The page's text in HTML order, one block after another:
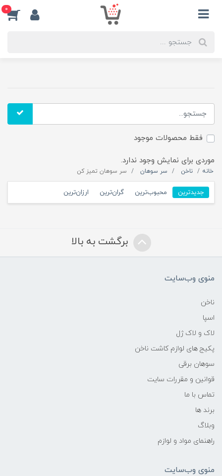
0
فقط محصولات موجود
موردی برای نمایش وجود ندارد.
خانه ناخن سر سوهان سر سوهان تمیز کن
جدیدترین محبوب‌ترین گران‌ترین ارزان‌ترین
برگشت به بالا
منوی وب‌سایت
ناخن
اسپا
لاک و لاک ژل
پکیج های لوازم کاشت ناخن
سوهان برقی
قوانین و مقررات سایت
تماس با ما
برند ها
وبلاگ
راهنمای مواد و لوازم
منوی وب‌سایت